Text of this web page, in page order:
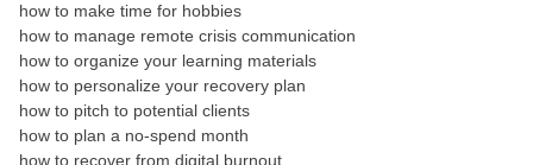
how to make time for hobbies
how to manage remote crisis communication
how to organize your learning materials
how to personalize your recovery plan
how to pitch to potential clients
how to plan a no-spend month
how to recover from digital burnout